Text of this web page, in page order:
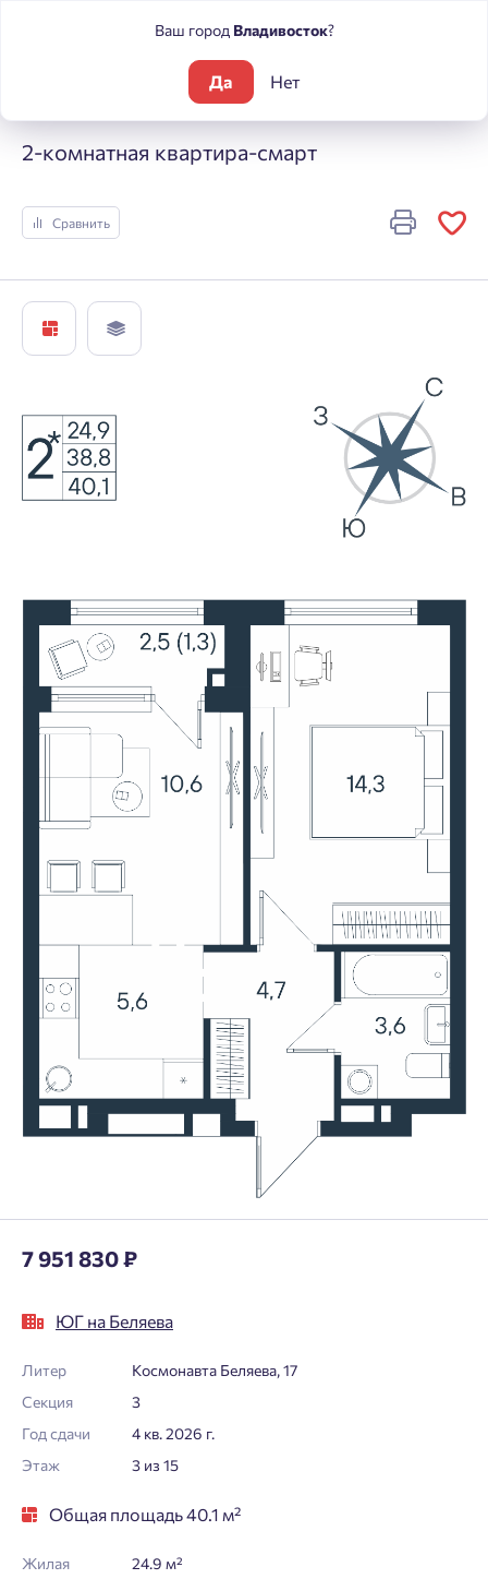
ЮГ на Беляева
2-комнатная квартира-смарт
Сравнить
7 951 830 ₽
ЮГ на Беляева
Литер
Космонавта Беляева, 17
Секция
3
Год сдачи
4 кв. 2026 г.
Этаж
3 из 15
Общая площадь 40.1 м²
Жилая
24.9 м²
Ваш город Владивосток?
Да Нет